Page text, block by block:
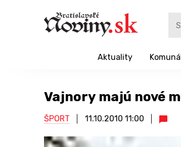
Aktuality
Vajnory majú nové
ŠPORT 11.10.2010 11:00